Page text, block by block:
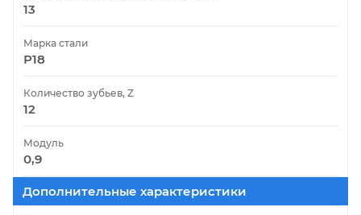
13
Марка стали
Р18
Количество зубьев, Z
12
Модуль
0,9
Дополнительные характеристики